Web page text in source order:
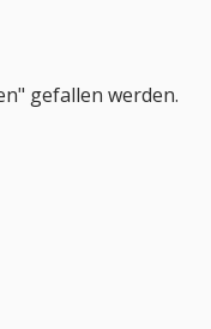
gefallen werden.